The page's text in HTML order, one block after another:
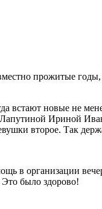
прожитые годы,
встают новые не
Лапутиной Ириной
второе. Так
в организации
было здорово!